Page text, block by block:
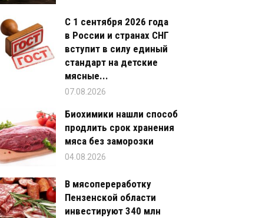
С 1 сентября 2026 года
в России и странах СНГ
вступит в силу единый
стандарт на детские
мясные...
07.08.2026
Биохимики нашли способ
продлить срок хранения
мяса без заморозки
04.08.2026
В мясопереработку
Пензенской области
инвестируют 340 млн